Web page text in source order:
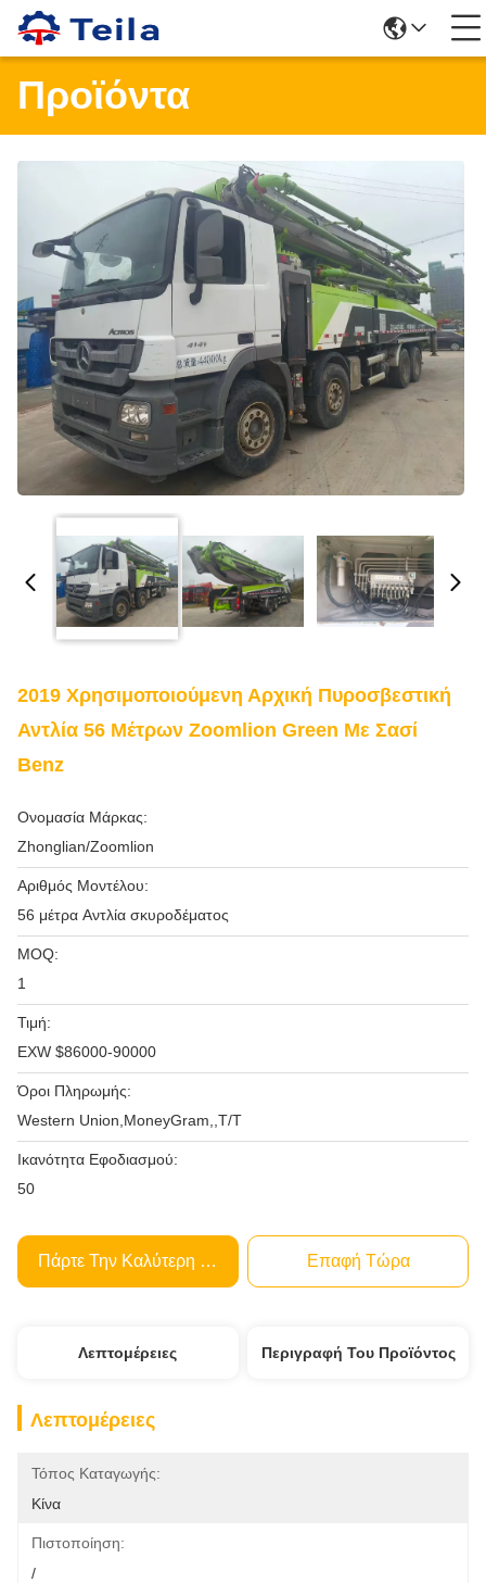
Προϊόντα
2019 Χρησιμοποιούμενη Αρχική Πυροσβεστική
Αντλία 56 Μέτρων Zoomlion Green Με Σασί
Benz
Ονομασία Μάρκας:
Zhonglian/Zoomlion
Αριθμός Μοντέλου:
56 μέτρα Αντλία σκυροδέματος
MOQ:
1
Τιμή:
EXW $86000-90000
Όροι Πληρωμής:
Western Union,MoneyGram,,T/T
Ικανότητα Εφοδιασμού:
50
Πάρτε Την Καλύτερη Τιμή Επαφή Τώρα
Λεπτομέρειες Περιγραφή Του Προϊόντος
Λεπτομέρειες
Τόπος Καταγωγής:
Κίνα
Πιστοποίηση:
/